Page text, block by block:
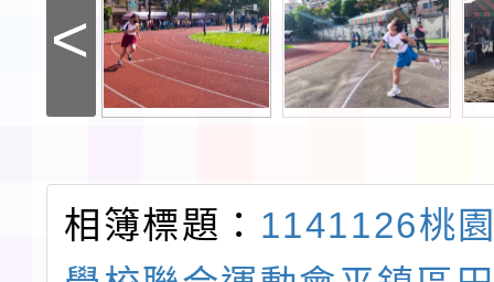
<
相簿標題： 1141126桃